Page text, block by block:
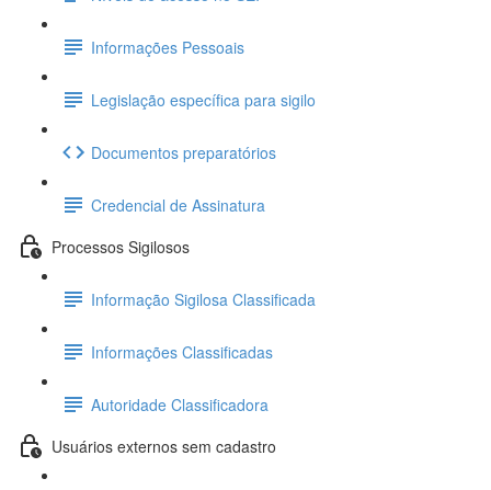
Informações Pessoais
Legislação específica para sigilo
Documentos preparatórios
Credencial de Assinatura
Processos Sigilosos
Informação Sigilosa Classificada
Informações Classificadas
Autoridade Classificadora
Usuários externos sem cadastro